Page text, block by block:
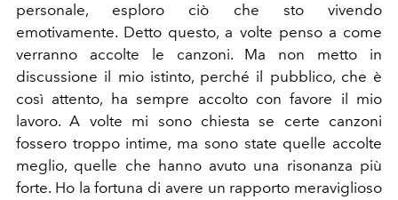
personale, esploro ciò che sto vivendo
emotivamente. Detto questo, a volte penso a come
verranno accolte le canzoni. Ma non metto in
discussione il mio istinto, perché il pubblico, che è
così attento, ha sempre accolto con favore il mio
lavoro. A volte mi sono chiesta se certe canzoni
fossero troppo intime, ma sono state quelle accolte
meglio, quelle che hanno avuto una risonanza più
forte. Ho la fortuna di avere un rapporto meraviglioso